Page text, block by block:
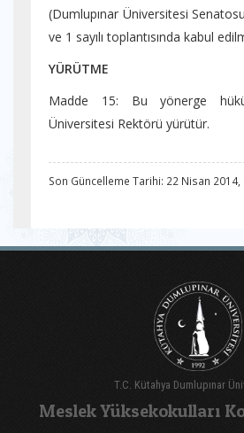
(Dumlupınar Üniversitesi
ve 1 sayılı toplantısında kabul
YÜRÜTME
Madde 15: Bu yönerge
Üniversitesi Rektörü yürütür.
Son Güncelleme Tarihi: 22 Nisan 2014,
T.C. Kütahya Dumlupınar
Meslek Yüksekokulları